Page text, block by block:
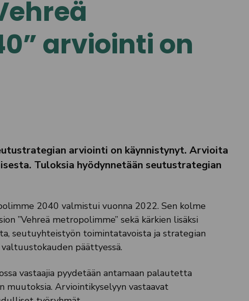
arviointi on
arviointi on käynnistynyt. Arvioita
Tuloksia hyödynnetään seutustrategian
2040 valmistui vuonna 2022. Sen kolme
”Vehreä metropolimme” sekä kärkien lisäksi
seutuyhteistyön toimintatavoista ja strategian
päättyessä.
vastaajia pyydetään antamaan palautetta
Arviointikyselyyn vastaavat